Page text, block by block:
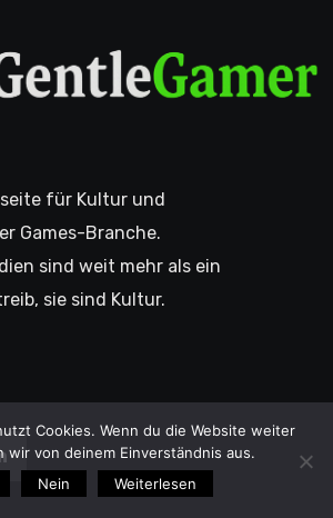
für Kultur und
Games-Branche.
sind weit mehr als ein
sie sind Kultur.
Cookies. Wenn du die Website weiter
wir von deinem Einverständnis aus.
Nein Weiterlesen